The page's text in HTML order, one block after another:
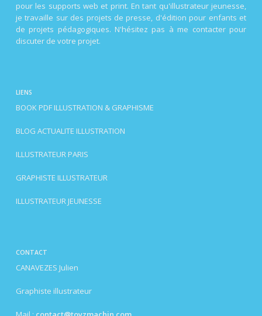
pour les supports web et print. En tant qu'illustrateur jeunesse,
je travaille sur des projets de presse, d'édition pour enfants et
de projets pédagogiques. N'hésitez pas à me contacter pour
discuter de votre projet.
LIENS
BOOK PDF ILLUSTRATION & GRAPHISME
BLOG ACTUALITE ILLUSTRATION
ILLUSTRATEUR PARIS
GRAPHISTE ILLUSTRATEUR
ILLUSTRATEUR JEUNESSE
CONTACT
CANAVEZES Julien
Graphiste illustrateur